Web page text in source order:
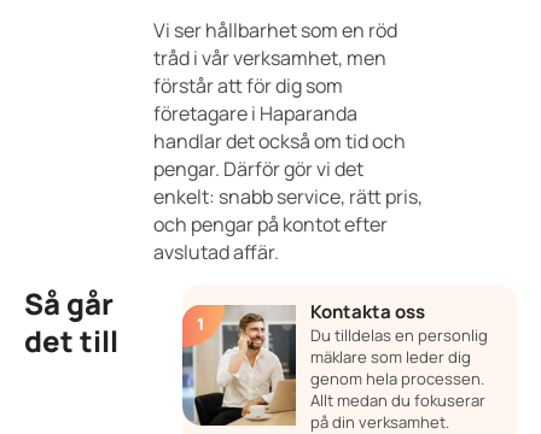
Vi ser hållbarhet som en röd
tråd i vår verksamhet, men
förstår att för dig som
företagare i Haparanda
handlar det också om tid och
pengar. Därför gör vi det
enkelt: snabb service, rätt pris,
och pengar på kontot efter
avslutad affär.
Så går
det till
Kontakta oss
Du tilldelas en personlig
mäklare som leder dig
genom hela processen.
Allt medan du fokuserar
på din verksamhet.